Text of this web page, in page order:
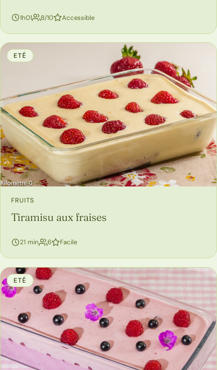
1h01 8/10personnes
Accessible
ETÉ
FRUITS
Tiramisu aux fraises
21 min 6personnes
Facile
ETÉ